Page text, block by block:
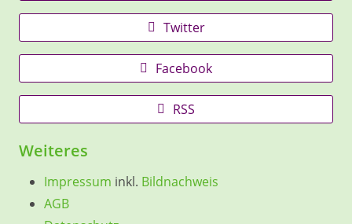
Twitter
Facebook
RSS
Weiteres
Impressum inkl. Bildnachweis
AGB